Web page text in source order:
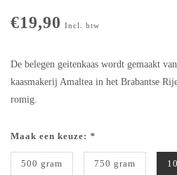
€19,90 Incl. btw
De belegen geitenkaas wordt gemaakt
kaasmakerij Amaltea in het Brabantse
romig.
Maak een keuze: *
500 gram 750 gram